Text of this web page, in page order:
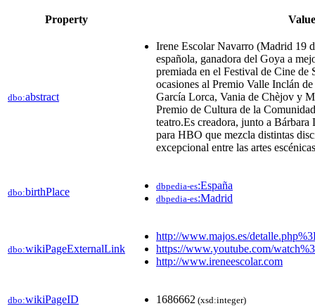
Property Value
dbo:abstract
Irene Escolar Navarro (Madrid 19
española, ganadora del Goya a
premiada en el Festival de Cine de
ocasiones al Premio Valle Inclán
García Lorca, Vania de Chèjov y
Premio de Cultura de la
teatro.Es creadora, junto a
para HBO que mezcla distintas
excepcional entre las artes
dbo:birthPlace dbpedia-es:España
dbpedia-es:Madrid
dbo:wikiPageExternalLink
http://www.majos.es/
https://www.youtube.com/
http://www.ireneescolar.com
dbo:wikiPageID 1686662 (xsd:integer)